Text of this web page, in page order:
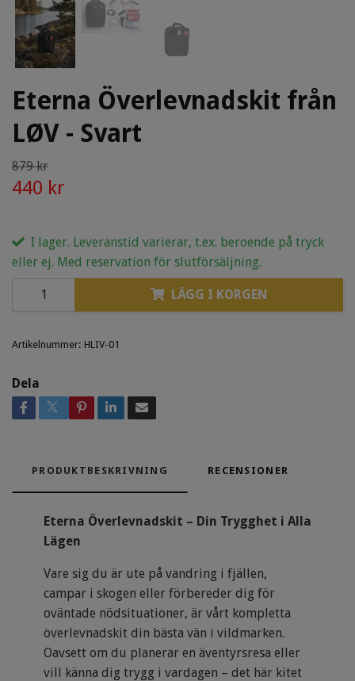
Eterna Överlevnadskit från
LØV - Svart
879 kr
440 kr
I lager. Leveranstid varierar, t.ex. beroende på tryck
eller ej. Med reservation för slutförsäljning.
LÄGG I KORGEN
Artikelnummer: HLIV-01
Dela
PRODUKTBESKRIVNING RECENSIONER
Eterna Överlevnadskit – Din Trygghet i Alla
Lägen
Vare sig du är ute på vandring i fjällen,
campar i skogen eller förbereder dig för
oväntade nödsituationer, är vårt kompletta
överlevnadskit din bästa vän i vildmarken.
Oavsett om du planerar en äventyrsresa eller
vill känna dig trygg i vardagen – det här kitet